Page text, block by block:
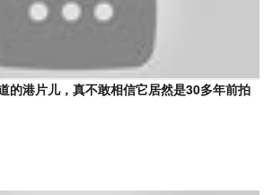
的港片儿，真不敢相信它居然是30多年前拍